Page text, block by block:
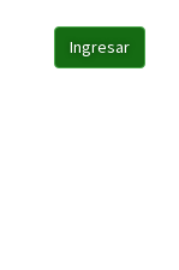
Ingresar